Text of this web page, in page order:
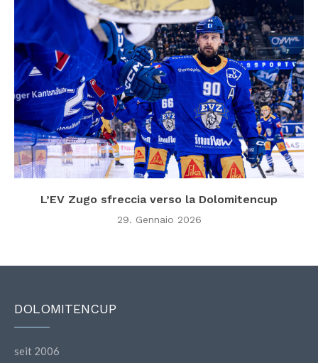
L’EV Zugo sfreccia verso la Dolomitencup
29. Gennaio 2026
DOLOMITENCUP
seit 2006